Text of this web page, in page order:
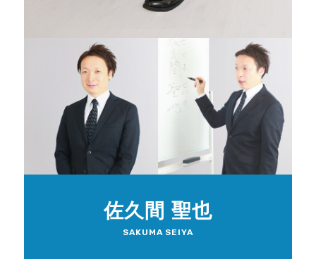
佐久間 聖也
SAKUMA SEIYA